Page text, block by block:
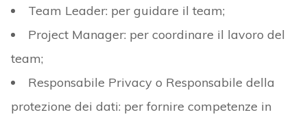
Team Leader: per guidare il team;
Project Manager: per coordinare il lavoro del
team;
Responsabile Privacy o Responsabile della
protezione dei dati: per fornire competenze in